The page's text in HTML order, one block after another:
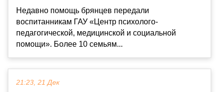
Недавно помощь брянцев передали
воспитанникам ГАУ «Центр психолого-
педагогической, медицинской и социальной
помощи». Более 10 семьям...
21:23, 21 Дек